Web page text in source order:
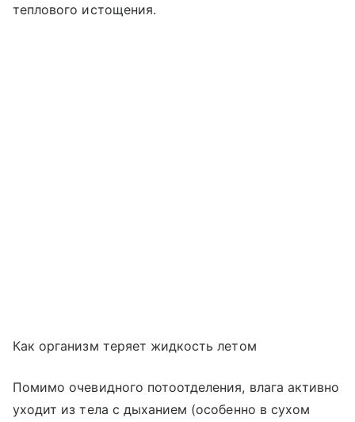
теплового истощения.
Как организм теряет жидкость летом
Помимо очевидного потоотделения, влага активно
уходит из тела с дыханием (особенно в сухом